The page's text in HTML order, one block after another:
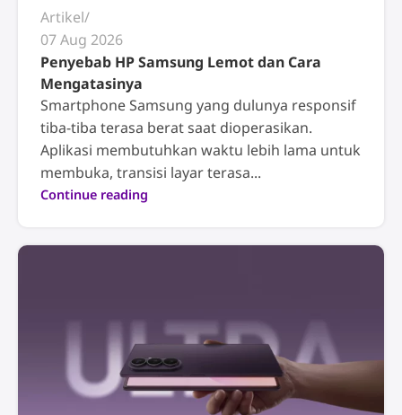
Artikel
07 Aug 2026
Penyebab HP Samsung Lemot dan Cara
Mengatasinya
Smartphone Samsung yang dulunya responsif
tiba-tiba terasa berat saat dioperasikan.
Aplikasi membutuhkan waktu lebih lama untuk
membuka, transisi layar terasa...
Continue reading